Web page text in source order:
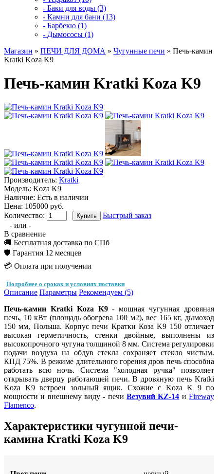
- Баки для воды (3)
- Камни для бани (13)
- Барбекю (1)
- Дымососы (1)
Магазин » ПЕЧИ ДЛЯ ДОМА » Чугунные печи » Печь-камин
Kratki Koza K9
Печь-камин Kratki Koza K9
Производитель: Kratki
Модель: Koza K9
Наличие: Есть в наличии
Цена: 105000 руб.
Количество:
Быстрый заказ
- или -
В сравнение
🚚 Бесплатная доставка по СПб
🛡️ Гарантия 12 месяцев
💳 Оплата при получении
Подробнее о сроках и условиях поставки
Описание Параметры Рекомендуем (5)
Печь-камин Kratki Koza K9- мощная чугунная дровяная
печь, 10 кВт (площадь обогрева 100 м2), вес 165 кг, дымоход
150 мм, Польша. Корпус печи Кратки Коза K9 150 отличает
высокая герметичность, стенки двойные, выполнены из
высокопрочного чугуна толщиной 8 мм. Система регулировки
подачи воздуха на обдув стекла сохраняет стекло чистым.
КПД 75%. В режиме длительного горения дров печь способна
работать всю ночь. Система "холодная ручка" позволяет
открывать дверцу работающей печи. В дровяную печь Kratki
Koza K9 встроен зольный ящик. Схожие с Koza K 9 по
мощности и внешнему виду - печи Везувий KZ-14 иFireway
Flamenco.
Характеристики чугунной печи-
камина Kratki Koza K9